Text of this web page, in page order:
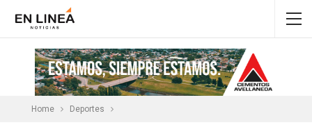
Home Deportes